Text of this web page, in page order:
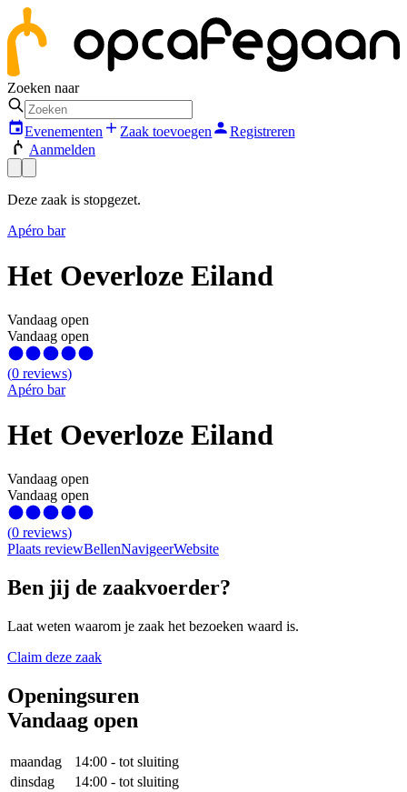
Zoeken naar
Evenementen Zaak toevoegen
Registreren
Aanmelden
Deze zaak is stopgezet.
Apéro bar
Het Oeverloze Eiland
Vandaag open
Vandaag open
(0 reviews)
Apéro bar
Het Oeverloze Eiland
Vandaag open
Vandaag open
(0 reviews)
Plaats reviewBellenNavigeerWebsite
Ben jij de zaakvoerder?
Laat weten waarom je zaak het bezoeken waard is.
Claim deze zaak
Openingsuren
Vandaag open
maandag 14:00 - tot sluiting
dinsdag
14:00 - tot sluiting